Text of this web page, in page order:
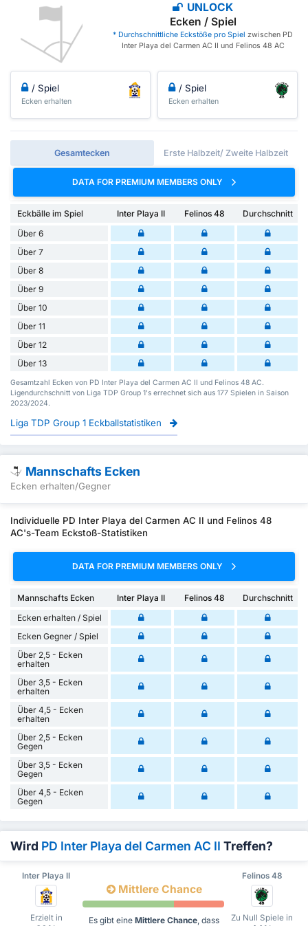
UNLOCK
Ecken / Spiel
* Durchschnittliche Eckstöße pro Spiel zwischen PD
Inter Playa del Carmen AC II und Felinos 48 AC
/ Spiel
Ecken erhalten
/ Spiel
Ecken erhalten
Gesamtecken Erste Halbzeit/ Zweite Halbzeit
DATA FOR PREMIUM MEMBERS ONLY
Eckbälle im Spiel Inter Playa II Felinos 48
Durchschnitt
Über 6
Über 7
Über 8
Über 9
Über 10
Über 11
Über 12
Über 13
Gesamtzahl Ecken von PD Inter Playa del Carmen AC II und Felinos 48 AC.
Ligendurchschnitt von Liga TDP Group 1's errechnet sich aus 177 Spielen in Saison
2023/2024.
Liga TDP Group 1 Eckballstatistiken
Mannschafts Ecken
Ecken erhalten/Gegner
Individuelle PD Inter Playa del Carmen AC II und Felinos 48
AC's-Team Eckstoß-Statistiken
DATA FOR PREMIUM MEMBERS ONLY
Mannschafts Ecken Inter Playa II Felinos 48
Durchschnitt
Ecken erhalten / Spiel
Ecken Gegner / Spiel
Über 2,5 - Ecken
erhalten
Über 3,5 - Ecken
erhalten
Über 4,5 - Ecken
erhalten
Über 2,5 - Ecken
Gegen
Über 3,5 - Ecken
Gegen
Über 4,5 - Ecken
Gegen
Wird PD Inter Playa del Carmen AC II Treffen?
Inter Playa II Felinos 48
Erzielt in
Mittlere Chance
Es gibt eine Mittlere Chance , dass Zu Null Spiele in